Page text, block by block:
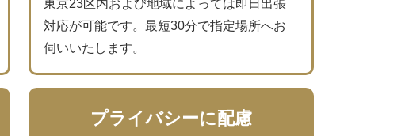
東京23区内および地域によっては即日出張
対応が可能です。最短30分で指定場所へお
伺いいたします。
プライバシーに配慮